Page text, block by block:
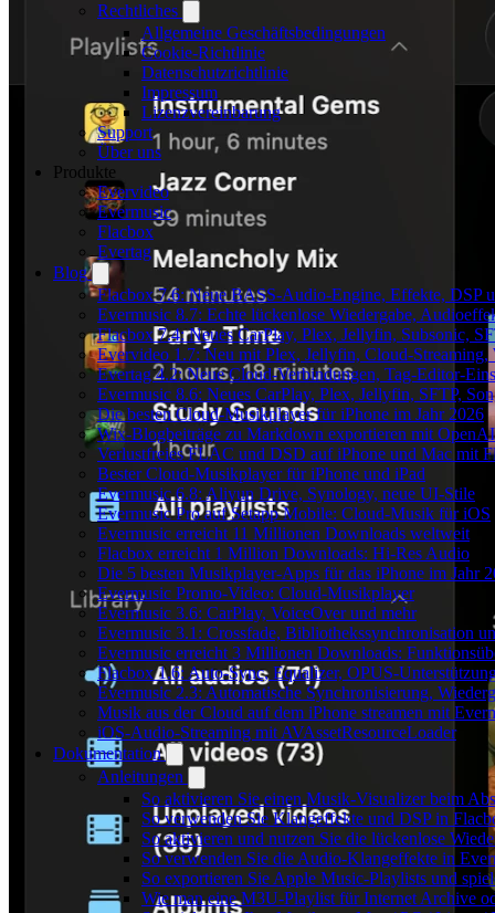
Rechtliches
Allgemeine Geschäftsbedingungen
Cookie-Richtlinie
Datenschutzrichtlinie
Impressum
Lizenzvereinbarung
Support
Über uns
Produkte
Evervideo
Evermusic
Flacbox
Evertag
Blog
Flacbox 7.6: Neue BASS-Audio-Engine, Effekte, DSP
Evermusic 8.7: Echte lückenlose Wiedergabe,
Flacbox 7.4: Neues CarPlay, Plex, Jellyfin, Subsonic,
Evervideo 1.7: Neu mit Plex, Jellyfin, Cloud-Streaming,
Evertag 4.2: Neue Cloud-Verbindungen, Tag-Editor-
Evermusic 8.6: Neues CarPlay, Plex, Jellyfin, SFTP,
Die besten Cloud-Musikplayer für iPhone im Jahr 2026
Wix-Blogbeiträge zu Markdown exportieren mit OpenAI
Verlustfreies FLAC und DSD auf iPhone und Mac mit
Bester Cloud-Musikplayer für iPhone und iPad
Evermusic 6.8: Aliyun Drive, Synology, neue UI-Stile
Evermusic Pro auf Setapp Mobile: Cloud-Musik für iOS
Evermusic erreicht 11 Millionen Downloads weltweit
Flacbox erreicht 1 Million Downloads: Hi-Res Audio
Die 5 besten Musikplayer-Apps für das iPhone im Jahr
Evermusic Promo-Video: Cloud-Musikplayer
Evermusic 3.6: CarPlay, VoiceOver und mehr
Evermusic 3.1: Crossfade, Bibliothekssynchronisation
Evermusic erreicht 3 Millionen Downloads:
Flacbox 1.6: Auto-Sync, Equalizer, OPUS-
Evermusic 2.3: Automatische Synchronisierung,
Musik aus der Cloud auf dem iPhone streamen mit
iOS-Audio-Streaming mit AVAssetResourceLoader
Dokumentation
Anleitungen
So aktivieren Sie einen Musik-Visualizer beim
So verwenden Sie Klangeffekte und DSP in
So aktivieren und nutzen Sie die lückenlose
So verwenden Sie die Audio-Klangeffekte in
So exportieren Sie Apple Music-Playlists und
Wie man eine M3U-Playlist für Internet Archive